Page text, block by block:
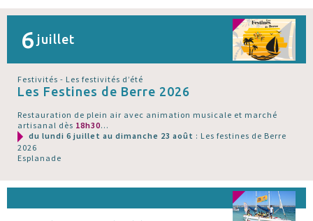
6 juillet
Festivités - Les festivités d’été
Les Festines de Berre 2026
Restauration de plein air avec animation musicale et marché
artisanal dès 18h30...
du lundi 6 juillet au dimanche 23 août : Les festines de Berre
2026
Esplanade